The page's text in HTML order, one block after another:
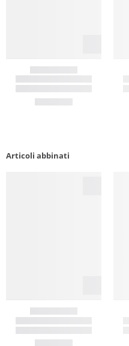
Articoli abbinati